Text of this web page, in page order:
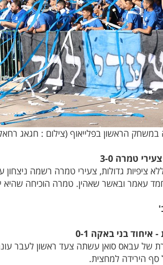
הראשון בפלייאוף (צילום : חגאג
טמרה 3-0
ציפיות גדולות, צעירי טמרה רשמה
עאמר ובאשר שאהין. טמרה הוכיחה שהיא
איחוד בני באקה 0-1
של עבאס סואן עשתה צעד ראשון לעבר
הירידה למחצית.